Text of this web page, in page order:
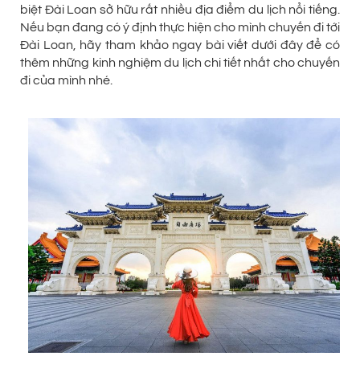
biệt Đài Loan sở hữu rất nhiều địa điểm du lịch nổi tiếng.
Nếu bạn đang có ý định thực hiện cho mình chuyến đi tới
Đài Loan, hãy tham khảo ngay bài viết dưới đây để có
thêm những kinh nghiệm du lịch chi tiết nhất cho chuyến
đi của mình nhé.